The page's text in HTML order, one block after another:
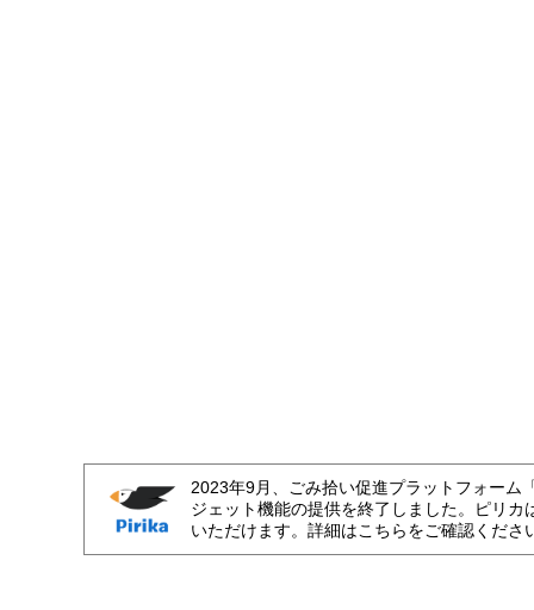
2023年9月、ごみ拾い促進プラットフォーム
ジェット機能の提供を終了しました。ピリカ
いただけます。詳細はこちらをご確認くださ